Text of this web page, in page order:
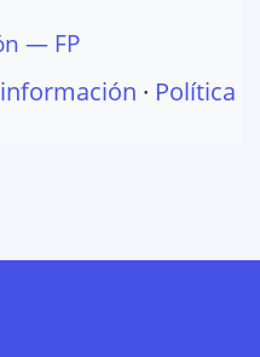
— FP
· Política